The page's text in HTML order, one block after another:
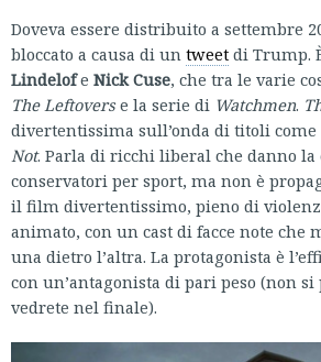
Doveva essere distribuito a settembre
bloccato a causa di un tweet di Trump.
Lindelofe Nick Cuse, che tra le varie
The Leftoverse la serie di Watchmen.
divertentissima sull’onda di titoli come
Not. Parla di ricchi liberal che danno la
conservatori per sport, ma non è
il film divertentissimo, pieno di
animato, con un cast di facce note che
una dietro l’altra. La protagonista è
con un’antagonista di pari peso (non
vedrete nel finale).